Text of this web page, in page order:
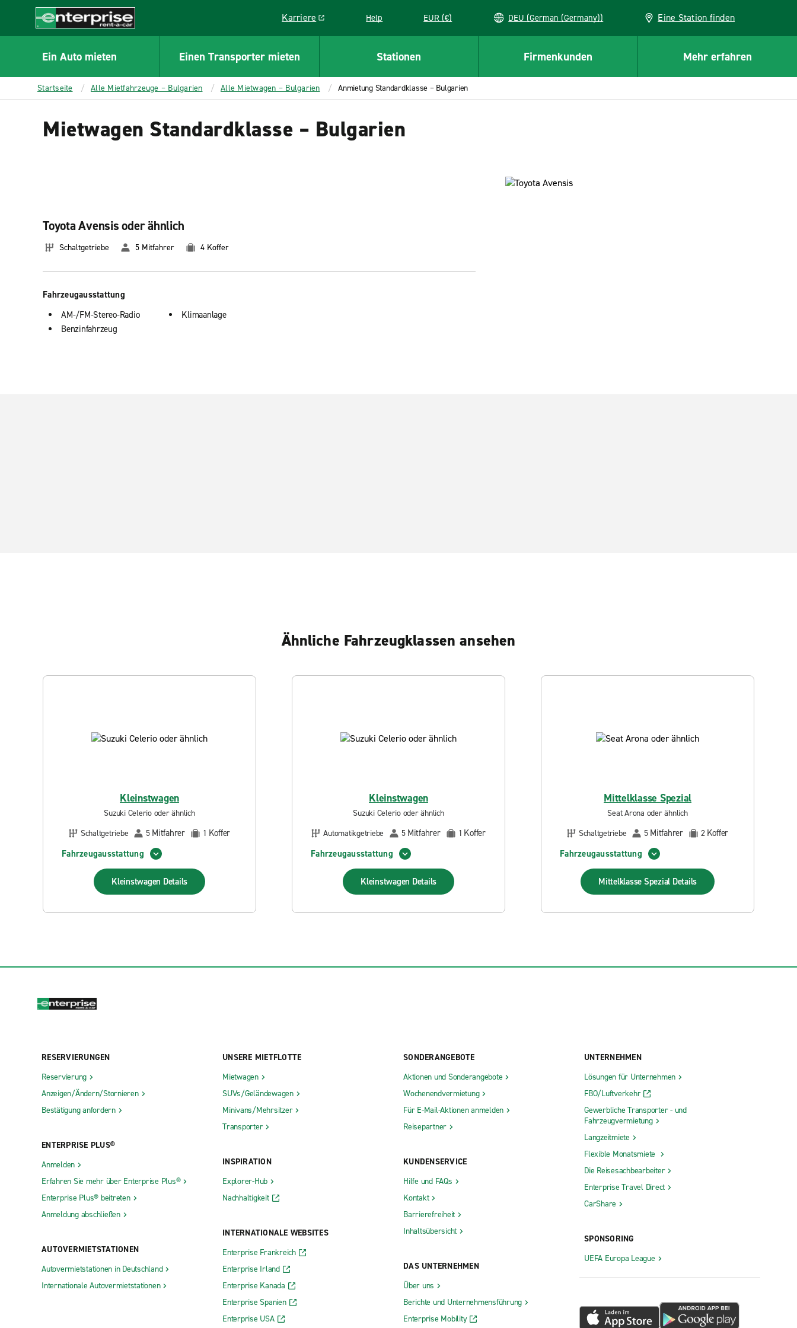
CONTENT
Enterprise
Karriere
Link opens in a new window
Help EUR (€) DEU (German (Germany)) Eine Station finden
Ein Auto mieten Einen Transporter mieten Stationen Firmenkunden Mehr erfahren
Startseite Alle Mietfahrzeuge – Bulgarien Alle Mietwagen – Bulgarien Anmietung Standardklasse – Bulgarien
Mietwagen Standardklasse – Bulgarien
Toyota Avensis oder ähnlich
Schaltgetriebe 5 Mitfahrer 4 Koffer
Fahrzeugausstattung
AM-/FM-Stereo-Radio
Benzinfahrzeug
Klimaanlage
Ähnliche Fahrzeugklassen ansehen
Kleinstwagen
Suzuki Celerio oder ähnlich
Schaltgetriebe
5 Mitfahrer 1 Koffer
Fahrzeugausstattung
Kleinstwagen Details
Kleinstwagen
Suzuki Celerio oder ähnlich
Automatikgetriebe
5 Mitfahrer 1 Koffer
Fahrzeugausstattung
Kleinstwagen Details
Mittelklasse Spezial
Seat Arona oder ähnlich
Schaltgetriebe
5 Mitfahrer 2 Koffer
Fahrzeugausstattung
Mittelklasse Spezial Details
RESERVIERUNGEN
Reservierung
Anzeigen/Ändern/Stornieren
Bestätigung anfordern
ENTERPRISE PLUS®
Anmelden
Erfahren Sie mehr über Enterprise Plus®
Enterprise Plus® beitreten
Anmeldung abschließen
AUTOVERMIETSTATIONEN
Autovermietstationen in Deutschland
Internationale Autovermietstationen
UNSERE MIETFLOTTE
Mietwagen
SUVs/Geländewagen
Minivans/Mehrsitzer
Transporter
INSPIRATION
Explorer-Hub
Nachhaltigkeit
INTERNATIONALE WEBSITES
Enterprise Frankreich
Enterprise Irland
Enterprise Kanada
Enterprise Spanien
Enterprise USA
SONDERANGEBOTE
Aktionen und Sonderangebote
Wochenendvermietung
Für E-Mail-Aktionen anmelden
Reisepartner
KUNDENSERVICE
Hilfe und FAQs
Kontakt
Barrierefreiheit
Inhaltsübersicht
DAS UNTERNEHMEN
Über uns
Berichte und Unternehmensführung
Enterprise Mobility
UNTERNEHMEN
Lösungen für Unternehmen
FBO/Luftverkehr
Gewerbliche Transporter - und
Fahrzeugvermietung
Langzeitmiete
Flexible Monatsmiete
Die Reisesachbearbeiter
Enterprise Travel Direct
CarShare
SPONSORING
UEFA Europa League